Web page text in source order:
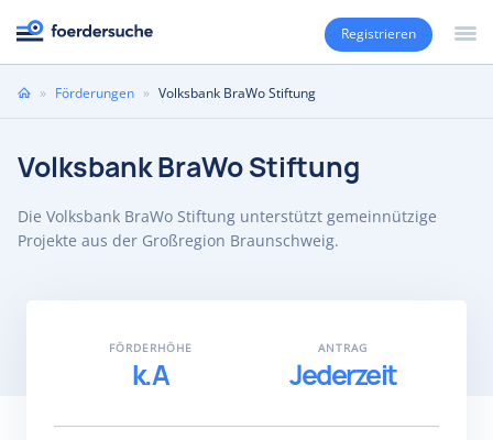
Registrieren
Sie» Förderungen » Volksbank BraWo Stiftung
Volksbank BraWo Stiftung
Die Volksbank BraWo Stiftung unterstützt gemeinnützige
Projekte aus der Großregion Braunschweig.
FÖRDERHÖHE
k.A
ANTRAG
Jederzeit